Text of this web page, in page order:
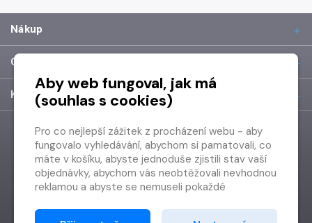
Nákup
O společnosti
Kontakt
Aby web fungoval, jak má
(souhlas s cookies)
Pro co nejlepší zážitek z procházení webu - aby
fungovalo vyhledávání, abychom si pamatovali, co
máte v košíku, abyste jednoduše zjistili stav vaší
objednávky, abychom vás neobtěžovali nevhodnou
reklamou a abyste se nemuseli pokaždé